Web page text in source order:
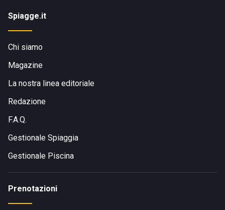
Spiagge.it
Chi siamo
Magazine
La nostra linea editoriale
Redazione
F.A.Q.
Gestionale Spiaggia
Gestionale Piscina
Prenotazioni